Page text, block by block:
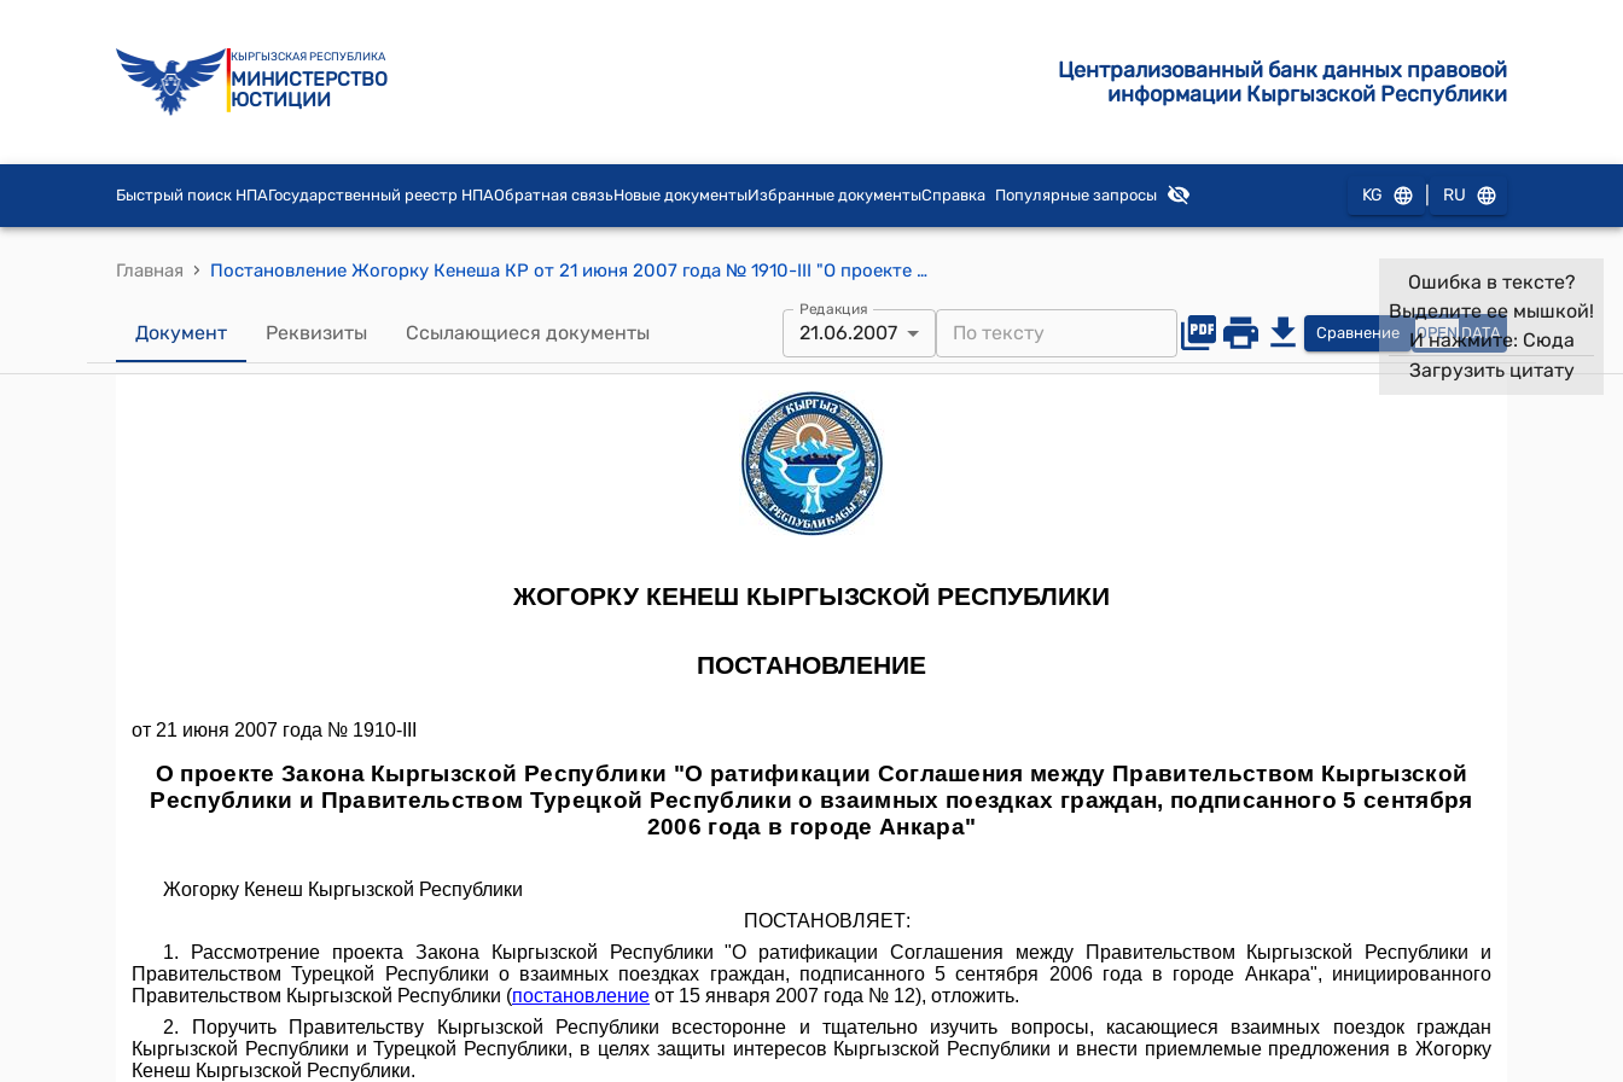
КЫРГЫЗСКАЯ РЕСПУБЛИКА
МИНИСТЕРСТВО
ЮСТИЦИИ
Централизованный банк данных правовой
информации Кыргызской Республики
Быстрый поиск НПАГосударственный реестр НПАОбратная связьНовые документыИзбранные документыСправка Популярные запросы KG RU
Главная › Постановление Жогорку Кенеша КР от 21 июня 2007 года № 1910-III "О проекте Закона Кыргызской Республики "О ратификации Соглашения между Правительством Кыргызской Республики и Правительством Турецкой Республики о взаимных поездках граждан, подписанного 5 сентября 2006 года в городе Анкара"
Документ Реквизиты Ссылающиеся документы
Редакция
21.06.2007 Сравнение OPEN DATA
Ошибка в тексте?
Выделите ее мышкой!
И нажмите: Сюда
Загрузить цитату